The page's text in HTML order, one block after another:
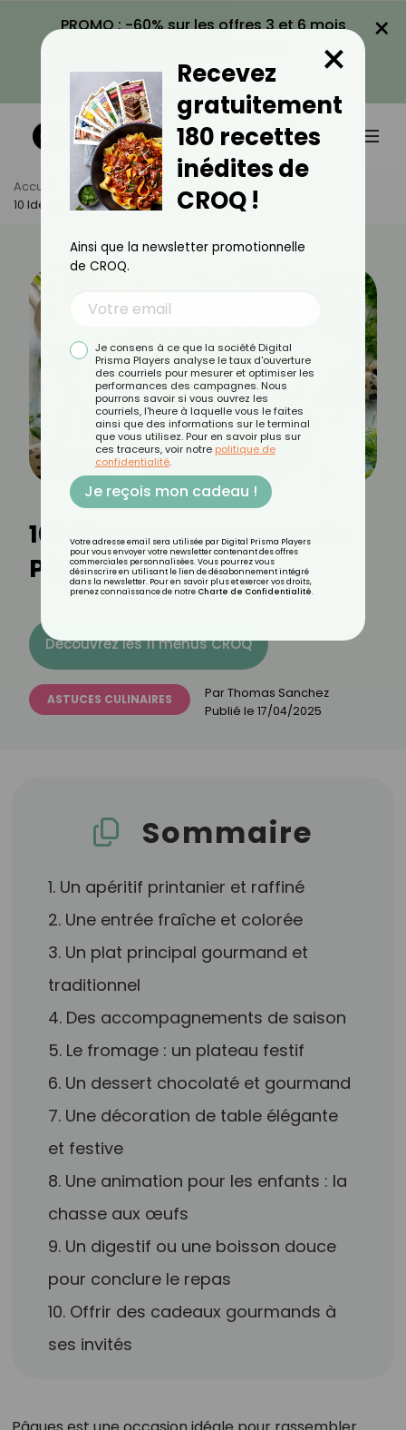
PROMO : -60% sur les offres 3 et 6 mois
VOIR LA PROMO
×
Accueil Actus
Astuces Culinaires
10 Idées Pour Un Repas De Pâques Réussi
10 idées pour un repas de
Pâques réussi
Découvrez les 11 menus CROQ
ASTUCES CULINAIRES ParThomas Sanchez
Publié le 17/04/2025
Sommaire
1. Un apéritif printanier et raffiné
2. Une entrée fraîche et colorée
3. Un plat principal gourmand et
traditionnel
4. Des accompagnements de saison
5. Le fromage : un plateau festif
6. Un dessert chocolaté et gourmand
7. Une décoration de table élégante
et festive
8. Une animation pour les enfants : la
chasse aux œufs
9. Un digestif ou une boisson douce
pour conclure le repas
10. Offrir des cadeaux gourmands à
ses invités
Recevez
gratuitement
180 recettes
inédites de
CROQ !
×
Ainsi que la newsletter promotionnelle
de CROQ.
Je consens à ce que la société Digital
Prisma Players analyse le taux d'ouverture
des courriels pour mesurer et optimiser les
performances des campagnes. Nous
pourrons savoir si vous ouvrez les
courriels, l'heure à laquelle vous le faites
ainsi que des informations sur le terminal
que vous utilisez. Pour en savoir plus sur
ces traceurs, voir notre politique de
confidentialité.
Je reçois mon cadeau !
Votre adresse email sera utilisée par Digital Prisma Players
pour vous envoyer votre newsletter contenant des offres
commerciales personnalisées. Vous pourrez vous
désinscrire en utilisant le lien de désabonnement intégré
dans la newsletter. Pour en savoir plus et exercer vos droits,
prenez connaissance de notre Charte de Confidentialité.